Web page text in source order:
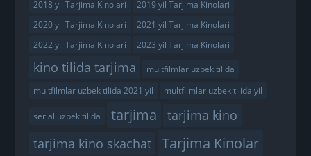
2018 yil Tarjima Kinolari
2019 yil Tarjima Kinolari
2020 yil Tarjima Kinolari
2021 yil Tarjima Kinolari
2022 yil Tarjima Kinolari
2023 yil Tarjima Kinolari
kino tilida tarjima
multfilmlar uzbek tilida
multfilmlar uzbek tilida 2021 yil
multfilmlar uzbek tilida yil
serial uzbek tilida tarjima
tarjima kino
tarjima kino skachat
Tarjima Kinolar